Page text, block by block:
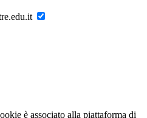
è associato alla piattaforma di